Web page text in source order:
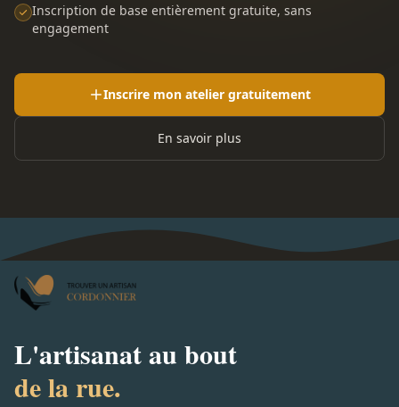
Inscription de base entièrement gratuite, sans
engagement
Inscrire mon atelier gratuitement
En savoir plus
L'artisanat au bout
de la rue.